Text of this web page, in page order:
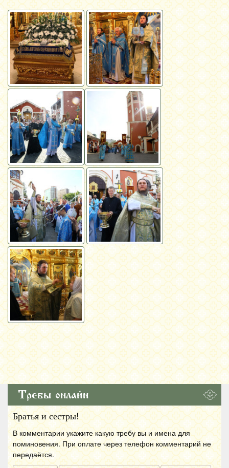
Требы онлайн
Братья и сестры!
В комментарии укажите какую требу вы и имена для
поминовения. При оплате через телефон комментарий не
передаётся.